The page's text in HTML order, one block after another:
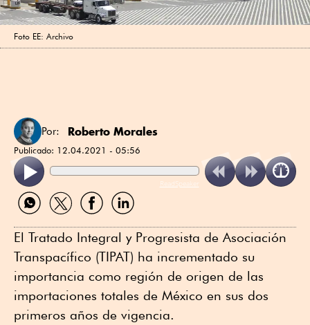
Foto EE: Archivo
Por: Roberto Morales
Publicado: 12.04.2021 - 05:56
ReadSpeaker
Compartir
por
Compartir
por
Compartir
por
Compartir
por
El Tratado Integral y Progresista de Asociación
Transpacífico (TIPAT) ha incrementado su
importancia como región de origen de las
importaciones totales de México en sus dos
primeros años de vigencia.